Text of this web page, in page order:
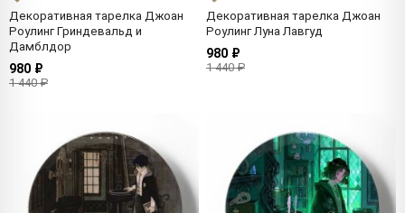
Декоративная тарелка Джоан
Роулинг Гриндевальд и
Дамблдор
980 ₽
1 440 ₽
Декоративная тарелка Джоан
Роулинг Луна Лавгуд
980 ₽
1 440 ₽